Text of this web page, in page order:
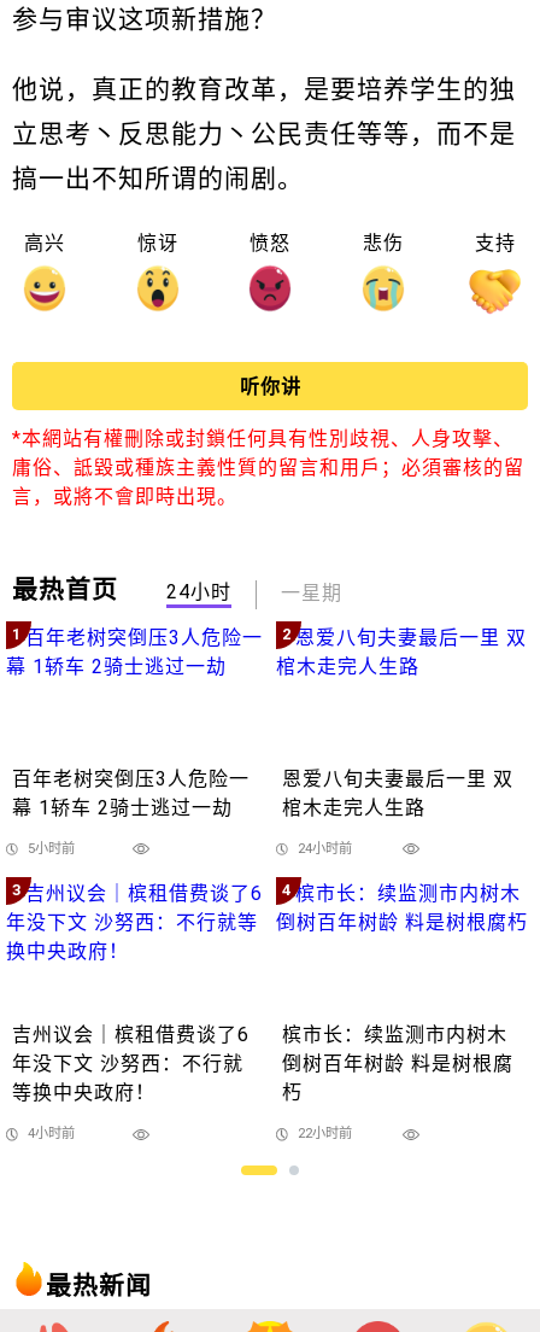
参与审议这项新措施？
他说，真正的教育改革，是要培养学生的独
立思考丶反思能力丶公民责任等等，而不是
搞一出不知所谓的闹剧。
高兴 惊讶 愤怒 悲伤 支持
听你讲
*本網站有權刪除或封鎖任何具有性別歧視、人身攻擊、
庸俗、詆毀或種族主義性質的留言和用戶；必須審核的留
言，或將不會即時出現。
最热首页 24小时 一星期
1
百年老树突倒压3人危险一
幕 1轿车 2骑士逃过一劫
5小时前
2
恩爱八旬夫妻最后一里 双
棺木走完人生路
24小时前
3
吉州议会｜槟租借费谈了6
年没下文 沙努西：不行就
等换中央政府！
4小时前
4
槟市长：续监测市内树木
倒树百年树龄 料是树根腐
朽
22小时前
最热新闻